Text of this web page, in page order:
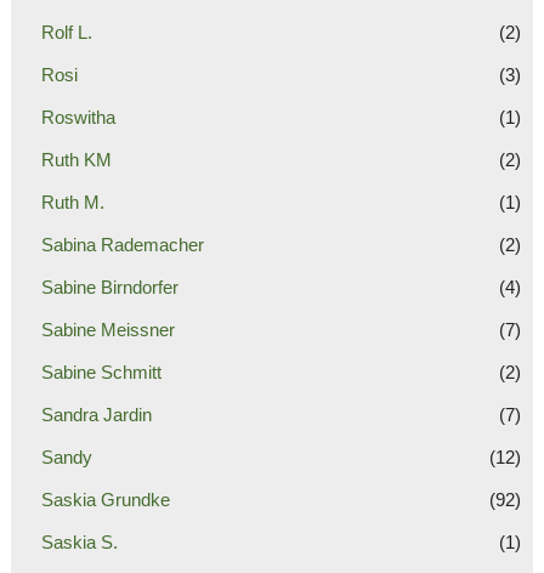
Rolf L. (2)
Rosi (3)
Roswitha (1)
Ruth KM (2)
Ruth M. (1)
Sabina Rademacher (2)
Sabine Birndorfer (4)
Sabine Meissner (7)
Sabine Schmitt (2)
Sandra Jardin (7)
Sandy (12)
Saskia Grundke (92)
Saskia S. (1)